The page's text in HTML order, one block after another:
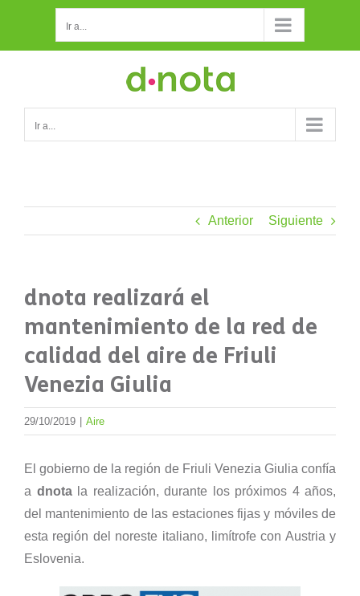
contenido
Ir a...
Ir a...
Anterior Siguiente
dnota realizará el
mantenimiento de la red de
calidad del aire de Friuli
Venezia Giulia
29/10/2019 Aire
El gobierno de la región de Friuli Venezia Giulia confía
a dnotala realización, durante los próximos 4 años,
del mantenimiento de las estaciones fijas y móviles de
esta región del noreste italiano, limítrofe con Austria y
Eslovenia.